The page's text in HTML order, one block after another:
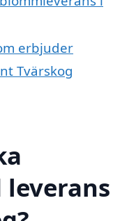
erbjuder
Tvärskog